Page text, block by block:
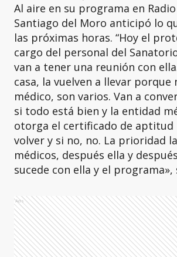
Al aire en su programa en Radio
Santiago del Moro anticipó lo
las próximas horas. “Hoy el
cargo del personal del
van a tener una reunión con
casa, la vuelven a llevar porque
médico, son varios. Van a
si todo está bien y la entidad
otorga el certificado de aptitud
volver y si no, no. La prioridad
médicos, después ella y
sucede con ella y el programa»,
Ads